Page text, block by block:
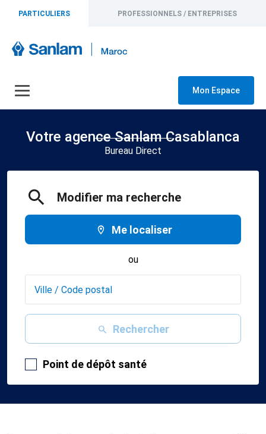
PARTICULIERS PROFESSIONNELS / ENTREPRISES
Mon Espace
Votre agence Sanlam Casablanca
Bureau Direct
Modifier ma recherche
Me localiser
ou
Rechercher
Point de dépôt santé